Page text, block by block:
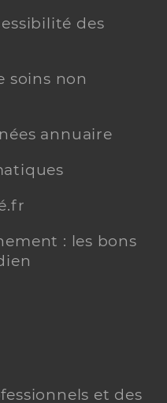
des
soins non
annuaire
: les bons
et des